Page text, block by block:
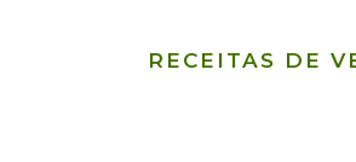
RECEITAS DE